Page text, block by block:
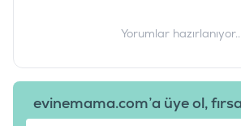
Yorumlar hazırlanıyor...
evinemama.com’a üye ol,